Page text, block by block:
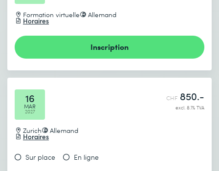
Formation virtuelle Allemand
Horaires
Inscription
16
MAR
2027
Zurich Allemand
Horaires
CHF 850.-
excl. 8.1% TVA
Sur place En ligne